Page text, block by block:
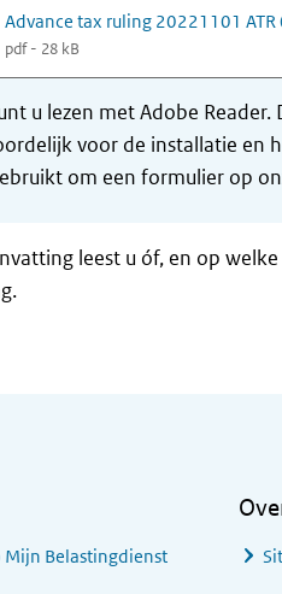
Advance tax ruling 20221101
pdf - 28 kB
u lezen met Adobe
voor de installatie en
om een formulier op
leest u óf, en op
Belastingdienst